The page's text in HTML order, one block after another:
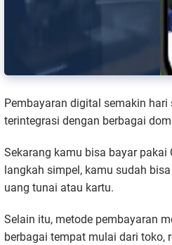
Pembayaran digital semakin
terintegrasi dengan berbagai
Sekarang kamu bisa bayar pakai
langkah simpel, kamu sudah
uang tunai atau kartu.
Selain itu, metode pembayaran
berbagai tempat mulai dari toko,